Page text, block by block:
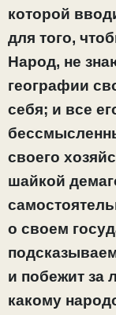
которой
для того,
Народ, не
географии
себя; и все
своего
шайкой
о своем
и побежит за
какому